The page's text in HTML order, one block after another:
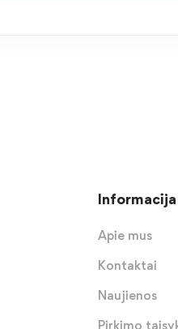
Informacija
Apie mus
Kontaktai
Naujienos
Pirkimo